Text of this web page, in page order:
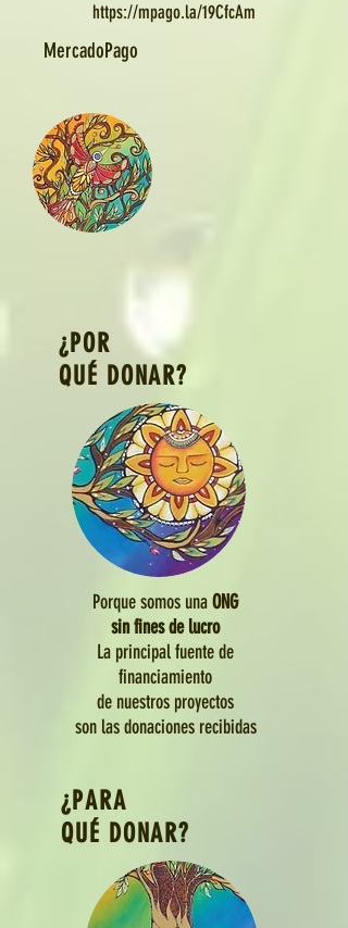
https://mpago.la/19CfcAm
MercadoPago
¿POR
QUÉ DONAR?
Porque somos unaONG
sin fines de lucro
La principal fuente de
financiamiento
de nuestros proyectos
son las donaciones recibidas
¿PARA
QUÉ DONAR?